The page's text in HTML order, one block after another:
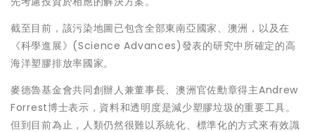
截至目前，該污染地圖已包含全部東南亞國家、澳洲，以及在
《科學進展》(Science Advances)發表的研究中所確定的高
海洋塑膠排放率國家。
麥德魯基金會共同創辦人兼董事長、澳洲官佐勳章得主Andrew
Forrest博士表示，資料和透明度是減少塑膠垃圾的重要工具。
但到目前為止，人類仍然很難以系統化、標準化的方式來有效識